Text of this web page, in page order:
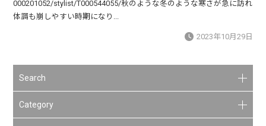
000201052/stylist/T000544055/秋のような冬のような寒さが急に訪れ
体調も崩しやすい時期になり...
2023年10月29日
Search
Category